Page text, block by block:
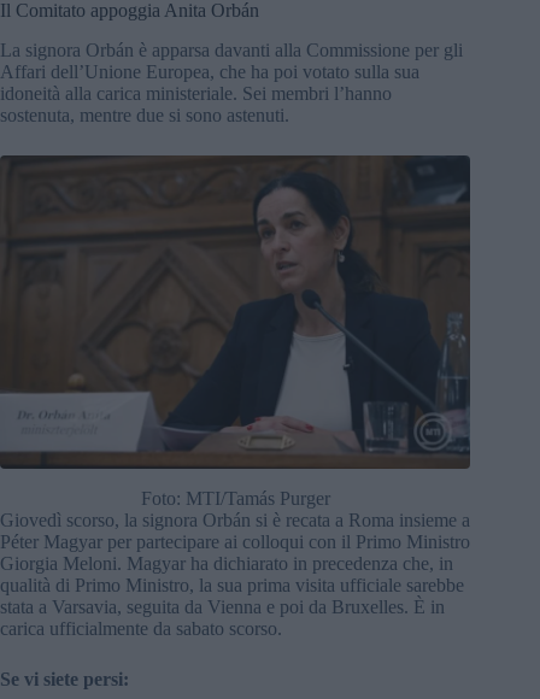
Il Comitato appoggia Anita Orbán
La signora Orbán è apparsa davanti alla Commissione per gli
Affari dell’Unione Europea, che ha poi votato sulla sua
idoneità alla carica ministeriale. Sei membri l’hanno
sostenuta, mentre due si sono astenuti.
Foto: MTI/Tamás Purger
Giovedì scorso, la signora Orbán si è recata a Roma insieme a
Péter Magyar per partecipare ai colloqui con il Primo Ministro
Giorgia Meloni. Magyar ha dichiarato in precedenza che, in
qualità di Primo Ministro, la sua prima visita ufficiale sarebbe
stata a Varsavia, seguita da Vienna e poi da Bruxelles. È in
carica ufficialmente da sabato scorso.
Se vi siete persi: